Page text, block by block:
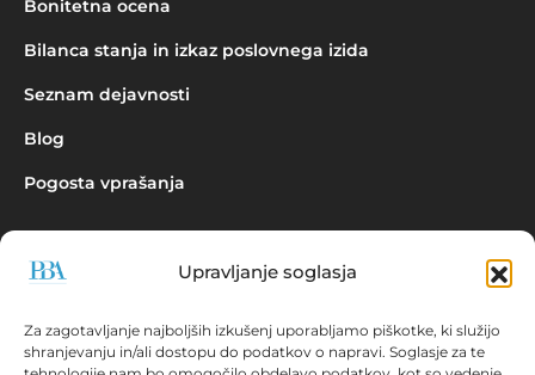
Upravljanje soglasja
Za zagotavljanje najboljših izkušenj uporabljamo piškotke, ki služijo
shranjevanju in/ali dostopu do podatkov o napravi. Soglasje za te
Bonitetna ocena
Bilanca stanja in izkaz poslovnega izida
Seznam dejavnosti
Blog
Pogosta vprašanja
Povpraševanje